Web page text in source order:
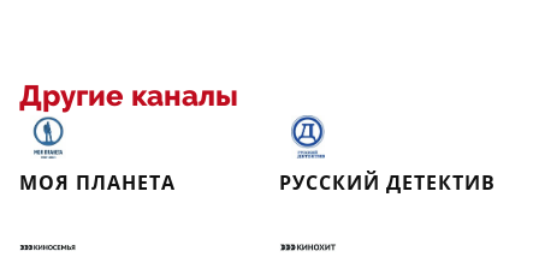
Другие каналы
МОЯ ПЛАНЕТА РУССКИЙ ДЕТЕКТИВ